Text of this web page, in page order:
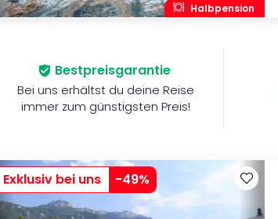
Halbpension
Bestpreisgarantie
Bei uns erhältst du deine Reise
immer zum günstigsten Preis!
Exklusiv bei uns -49%